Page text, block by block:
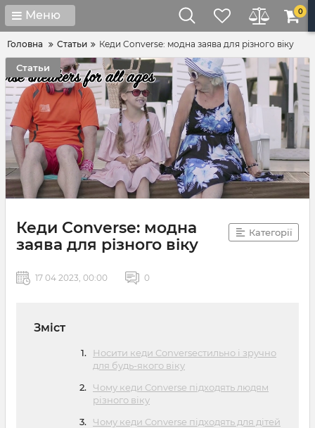
Меню 0
Головна Статьи Кеди Converse: модна заява для різного віку
Статьи
Кеди Converse: модна
заява для різного віку
Категорії
17 04 2023, 00:00 0
Зміст
Носити кеди Converseстильно і зручно
для будь-якого віку
Чому кеди Converse підходять людям
різного віку
Чому кеди Converse підходять для дітей